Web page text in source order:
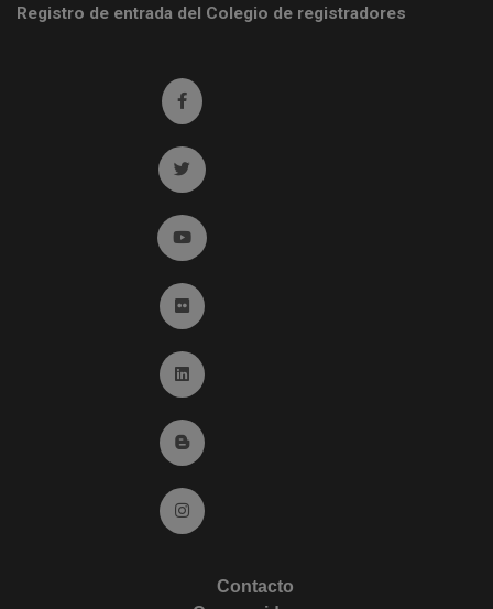
Registro de entrada del Colegio de registradores
Ir a facebook (abre en ventana nueva)
Ir a twitter (abre en ventana nueva)
Ir a YouTube (abre en ventana nueva)
Ir a Flickr (abre en ventana nueva)
Ir a Linkedin (abre en ventana nueva)
Ir al Blog (abre en ventana nueva)
Ir a Instagram (abre en ventana nueva)
Contacto